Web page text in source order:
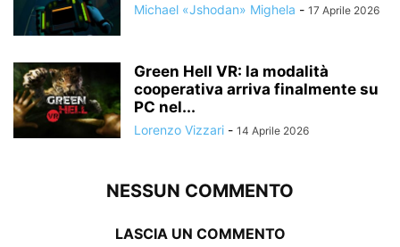
Michael «Jshodan» Mighela - 17 Aprile 2026
Green Hell VR: la modalità
cooperativa arriva finalmente su
PC nel...
Lorenzo Vizzari - 14 Aprile 2026
NESSUN COMMENTO
LASCIA UN COMMENTO